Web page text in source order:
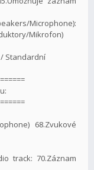
Microphone):
Mikrofon)
Standardní
68.Zvukové
track: 70.Záznam